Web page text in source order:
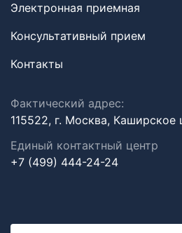
Электронная приемная
Консультативный прием
Контакты
Фактический адрес:
115522, г. Москва, Каширское
Единый контактный центр
+7 (499) 444-24-24